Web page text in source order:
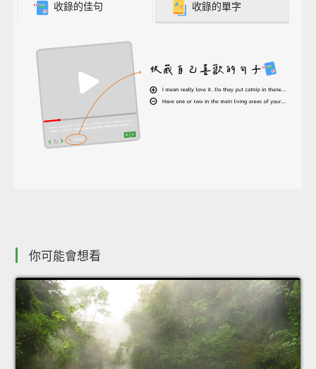
收錄的佳句 收錄的單字
你可能會想看